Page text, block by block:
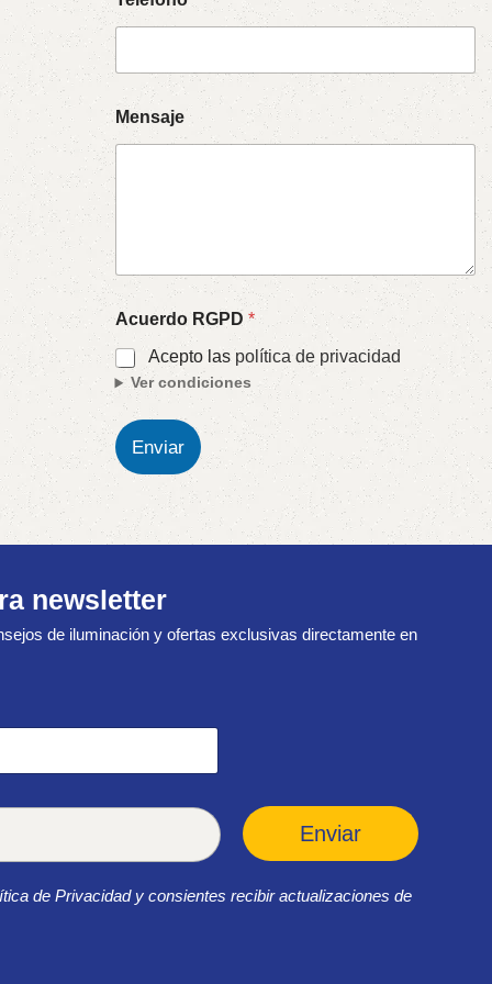
Mensaje
Acuerdo RGPD *
Acepto laspolítica de privacidad
Ver condiciones
Enviar
newsletter
de iluminación y ofertas exclusivas directamente en
Enviar
de Privacidad y consientes recibir actualizaciones de